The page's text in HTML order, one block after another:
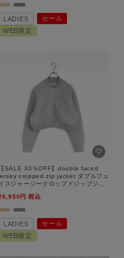
LADIES
セール
WEB限定
【SALE 30％OFF】double faced
cropped zip jacket ダブルフェ
スジャージークロップドジップジャ
可】
税込
LADIES
セール
WEB限定